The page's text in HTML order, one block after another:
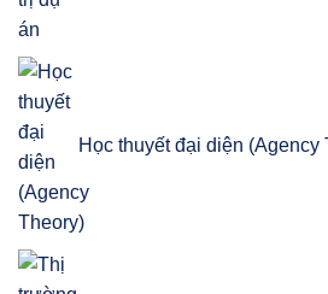
Học thuyết đại diện (Agency